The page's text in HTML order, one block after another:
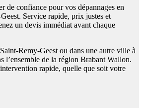
de confiance pour vos dépannages en
Service rapide, prix justes et
un devis immédiat avant chaque
Remy-Geest ou dans une autre ville à
l’ensemble de la région Brabant Wallon.
rapide, quelle que soit votre